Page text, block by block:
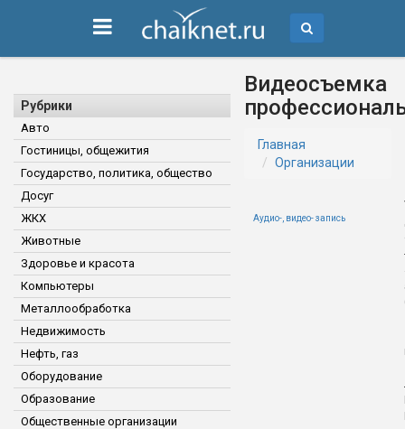
Рубрики
Авто
Гостиницы, общежития
Государство, политика, общество
Досуг
ЖКХ
Животные
Здоровье и красота
Компьютеры
Металлообработка
Недвижимость
Нефть, газ
Оборудование
Образование
Общественные организации
Видеосъемка
Главная
Организации
Аудио-, видео- запись